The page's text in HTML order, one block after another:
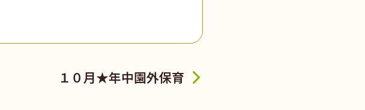
１０月★年中園外保育